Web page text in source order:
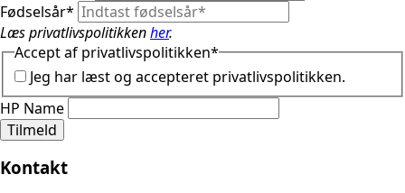
Fødselsår*
Læs privatlivspolitikkenher.
Accept af privatlivspolitikken*
Jeg har læst og accepteret privatlivspolitikken.
HP Name
Tilmeld
Kontakt